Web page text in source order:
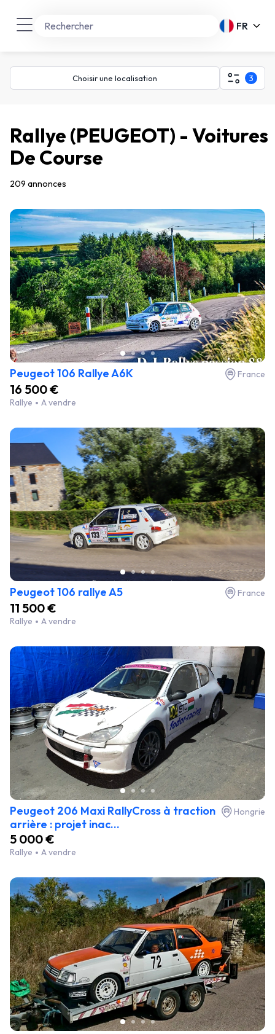
FR
Choisir une localisation 3
Rallye (PEUGEOT) - Voitures
De Course
209 annonces
Peugeot 106 Rallye A6K France
16 500 €
Rallye A vendre
Peugeot 106 rallye A5 France
11 500 €
Rallye A vendre
Peugeot 206 Maxi RallyCross à traction
arrière : projet inac...
Hongrie
5 000 €
Rallye A vendre